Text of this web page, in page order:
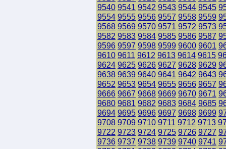
9540 9541 9542 9543 9544 9545
9554 9555 9556 9557 9558 9559
9568 9569 9570 9571 9572 9573
9582 9583 9584 9585 9586 9587
9596 9597 9598 9599 9600 9601
9610 9611 9612 9613 9614 9615
9624 9625 9626 9627 9628 9629
9638 9639 9640 9641 9642 9643
9652 9653 9654 9655 9656 9657
9666 9667 9668 9669 9670 9671
9680 9681 9682 9683 9684 9685
9694 9695 9696 9697 9698 9699
9708 9709 9710 9711 9712 9713
9722 9723 9724 9725 9726 9727
9736 9737 9738 9739 9740 9741